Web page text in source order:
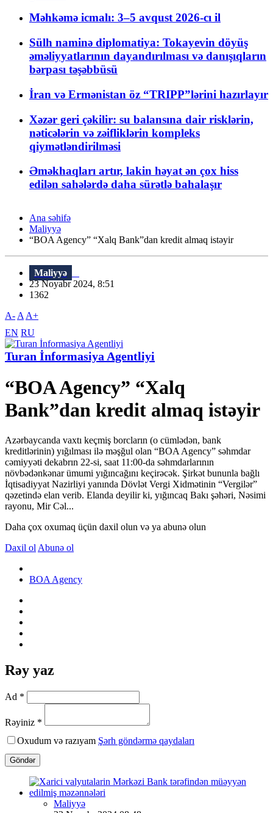
Məhkəmə icmalı: 3–5 avqust 2026-cı il
Sülh naminə diplomatiya: Tokayevin döyüş
əməliyyatlarının dayandırılması və danışıqların
bərpası təşəbbüsü
İran və Ermənistan öz “TRIPP”lərini hazırlayır
Xəzər geri çəkilir: su balansına dair risklərin,
nəticələrin və zəifliklərin kompleks
qiymətləndirilməsi
Əməkhaqları artır, lakin həyat ən çox hiss
edilən sahələrdə daha sürətlə bahalaşır
Ana səhifə
Maliyyə
“BOA Agency” “Xalq Bank”dan kredit almaq istəyir
Maliyyə
23 Noyabr 2024, 8:51
1362
A- A A+
EN RU
Turan İnformasiya Agentliyi
“BOA Agency” “Xalq
Bank”dan kredit almaq istəyir
Azərbaycanda vaxtı keçmiş borcların (o cümlədən, bank
kreditlərinin) yığılması ilə məşğul olan “BOA Agency” səhmdar
cəmiyyəti dekabrın 22-si, saat 11:00-da səhmdarlarının
növbədənkənar ümumi yığıncağını keçirəcək. Şirkət bununla bağlı
İqtisadiyyat Nazirliyi yanında Dövlət Vergi Xidmətinin “Vergilər”
qəzetində elan verib. Elanda deyilir ki, yığıncaq Bakı şəhəri, Nəsimi
rayonu, Mir Cəl...
Daha çox oxumaq üçün daxil olun və ya abunə olun
Daxil ol Abunə ol
BOA Agency
Rəy yaz
Ad *
Rəyiniz *
Oxudum və razıyam Şərh göndərmə qaydaları
Göndər
Maliyyə